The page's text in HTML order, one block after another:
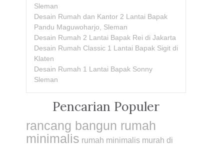
Sleman
Desain Rumah dan Kantor 2 Lantai Bapak
Pandu Maguwoharjo, Sleman
Desain Rumah 2 Lantai Bapak Rei di Jakarta
Desain Rumah Classic 1 Lantai Bapak Sigit di
Klaten
Desain Rumah 1 Lantai Bapak Sonny
Sleman
Pencarian Populer
rancang bangun rumah
minimalis rumah minimalis murah di